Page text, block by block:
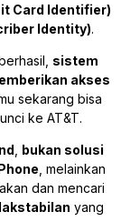
Card Identifier)
Identity).
sistem
akses
sekarang bisa
ke AT&T.
, bukan solusi
, melainkan
dan mencari
yang